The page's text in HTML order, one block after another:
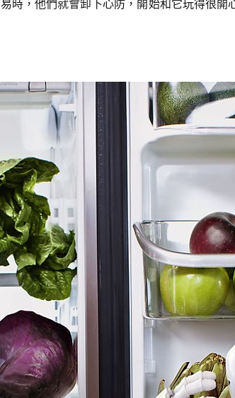
時，他們就會卸下心防，開始和它玩得很開